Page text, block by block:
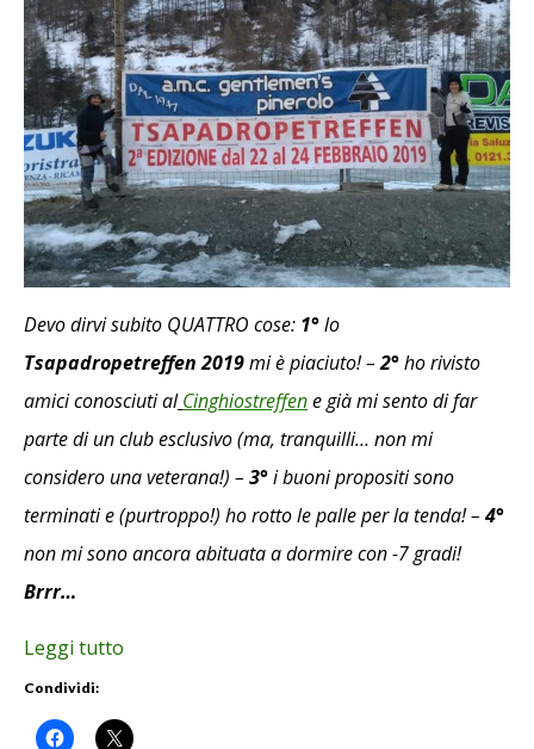
Devo dirvi subito QUATTRO cose: 1°lo
Tsapadropetreffen 2019mi è piaciuto! –2°ho rivisto
amici conosciuti al Cinghiostreffene già mi sento di far
parte di un club esclusivo (ma, tranquilli… non mi
considero una veterana!) – 3°i buoni propositi sono
terminati e (purtroppo!) ho rotto le palle per la tenda! –4°
non mi sono ancora abituata a dormire con -7 gradi!
Brrr…
Leggi tutto
Condividi: